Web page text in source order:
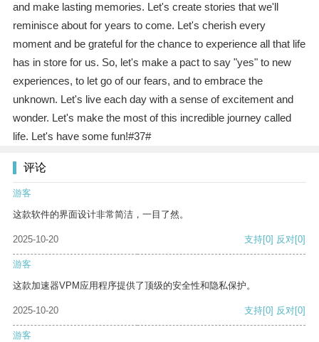
and make lasting memories. Let's create stories that we'll
reminisce about for years to come. Let's cherish every
moment and be grateful for the chance to experience all that life
has in store for us. So, let's make a pact to say "yes" to new
experiences, to let go of our fears, and to embrace the
unknown. Let's live each day with a sense of excitement and
wonder. Let's make the most of this incredible journey called
life. Let's have some fun!#37#
评论
游客
这款软件的界面设计非常简洁，一目了然。
2025-10-20 支持[0] 反对[0]
游客
这款加速器VPM应用程序提供了顶级的安全性和隐私保护。
2025-10-20 支持[0] 反对[0]
游客